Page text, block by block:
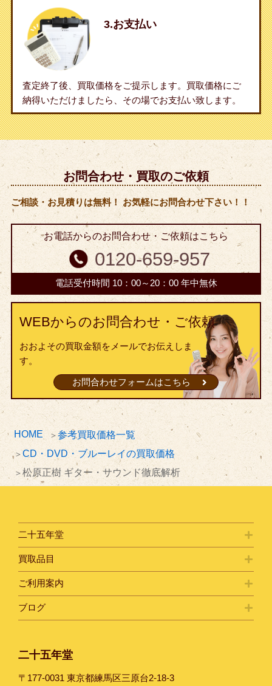
HOME
参考買取価格一覧
CD・DVD・ブルーレイの買取価格
松原正樹 ギター・サウンド徹底解析
3.お支払い
査定終了後、買取価格をご提示します。買取価格にご
納得いただけましたら、その場でお支払い致します。
お問合わせ・買取のご依頼
ご相談・お見積りは無料！ お気軽にお問合わせ下さい！！
お電話からのお問合わせ・ご依頼はこちら
0120-659-957
電話受付時間 10：00～20：00 年中無休
WEBからのお問合わせ・ご依頼
おおよその買取金額をメールでお伝えしま
す。
お問合わせフォームはこちら
二十五年堂
買取品目
ご利用案内
ブログ
二十五年堂
〒177-0031 東京都練馬区三原台2-18-3